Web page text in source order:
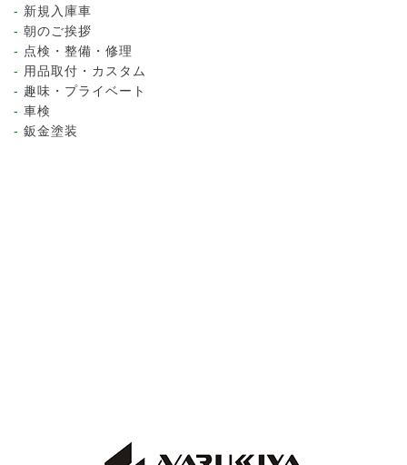
新規入庫車
朝のご挨拶
点検・整備・修理
用品取付・カスタム
趣味・プライベート
車検
鈑金塗装